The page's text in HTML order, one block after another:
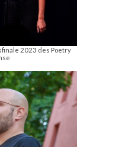
2023 des Poetry